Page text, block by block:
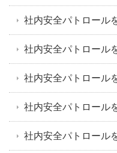
社内安全パトロール
社内安全パトロール
社内安全パトロール
社内安全パトロール
社内安全パトロール